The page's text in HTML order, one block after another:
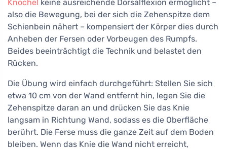
Knöchel keine ausreichende Dorsalflexion ermöglicht –
also die Bewegung, bei der sich die Zehenspitze dem
Schienbein nähert – kompensiert der Körper dies durch
Anheben der Fersen oder Vorbeugen des Rumpfs.
Beides beeinträchtigt die Technik und belastet den
Rücken.
Die Übung wird einfach durchgeführt: Stellen Sie sich
etwa 10 cm von der Wand entfernt hin, legen Sie die
Zehenspitze daran an und drücken Sie das Knie
langsam in Richtung Wand, sodass es die Oberfläche
berührt. Die Ferse muss die ganze Zeit auf dem Boden
bleiben. Wenn das Knie die Wand nicht erreicht,